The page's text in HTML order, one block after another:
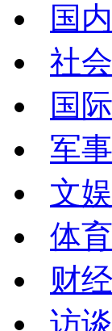
国内
社会
国际
军事
文娱
体育
财经
访谈